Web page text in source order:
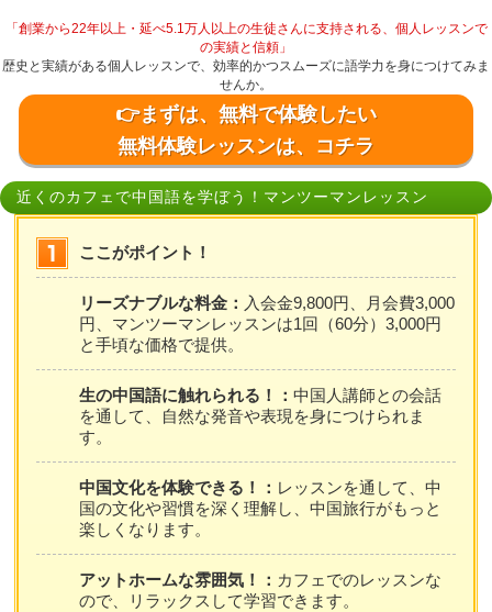
「創業から22年以上・延べ5.1万人以上の生徒さんに支持される、個人レッスンで
の実績と信頼」
歴史と実績がある個人レッスンで、効率的かつスムーズに語学力を身につけてみま
せんか。
👉まずは、無料で体験したい
無料体験レッスンは、コチラ
近くのカフェで中国語を学ぼう！マンツーマンレッスン
ここがポイント！
リーズナブルな料金： 入会金9,800円、月会費3,000
円、マンツーマンレッスンは1回（60分）3,000円
と手頃な価格で提供。
生の中国語に触れられる！：中国人講師との会話
を通して、自然な発音や表現を身につけられま
す。
中国文化を体験できる！： レッスンを通して、中
国の文化や習慣を深く理解し、中国旅行がもっと
楽しくなります。
アットホームな雰囲気！： カフェでのレッスンな
ので、リラックスして学習できます。